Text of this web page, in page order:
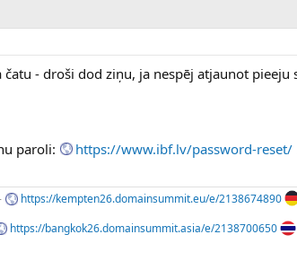
- droši dod ziņu, ja nespēj atjaunot pieeju
paroli: https://www.ibf.lv/password-reset/
https://kempten26.domainsummit.eu/e/2138674890
https://bangkok26.domainsummit.asia/e/2138700650